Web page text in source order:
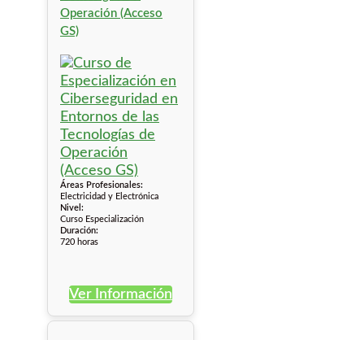
Operación (Acceso
GS)
Áreas Profesionales:
Electricidad y Electrónica
Nivel:
Curso Especialización
Duración:
720 horas
Ver Información